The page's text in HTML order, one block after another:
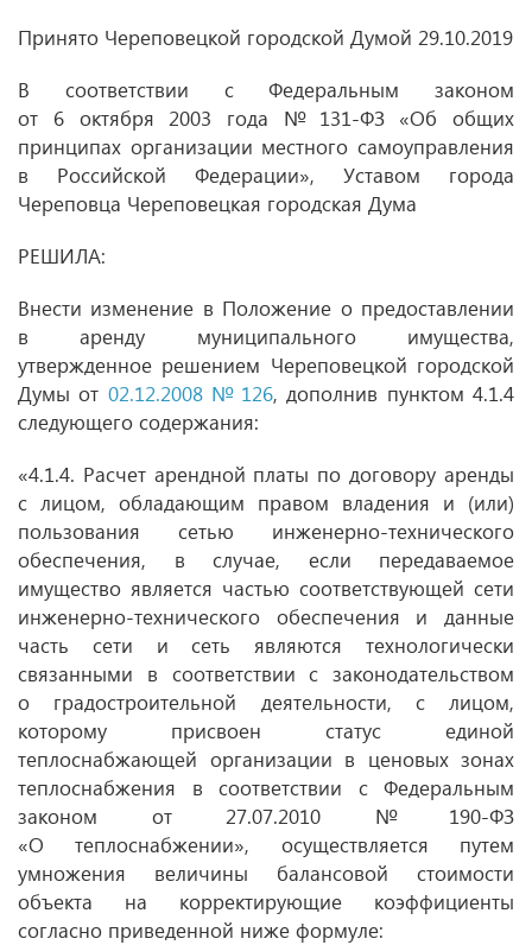
Принято Череповецкой городской Думой 29.10.2019
В соответствии с Федеральным законом
от 6 октября 2003 года № 131-ФЗ «Об общих
принципах организации местного самоуправления
в Российской Федерации», Уставом города
Череповца Череповецкая городская Дума
РЕШИЛА:
Внести изменение в Положение о предоставлении
в аренду муниципального имущества,
утвержденное решением Череповецкой городской
Думы от 02.12.2008 № 126, дополнив пунктом 4.1.4
следующего содержания:
«4.1.4. Расчет арендной платы по договору аренды
с лицом, обладающим правом владения и (или)
пользования сетью инженерно-технического
обеспечения, в случае, если передаваемое
имущество является частью соответствующей сети
инженерно-технического обеспечения и данные
часть сети и сеть являются технологически
связанными в соответствии с законодательством
о градостроительной деятельности, с лицом,
которому присвоен статус единой
теплоснабжающей организации в ценовых зонах
теплоснабжения в соответствии с Федеральным
законом от 27.07.2010 № 190-ФЗ
«О теплоснабжении», осуществляется путем
умножения величины балансовой стоимости
объекта на корректирующие коэффициенты
согласно приведенной ниже формуле: